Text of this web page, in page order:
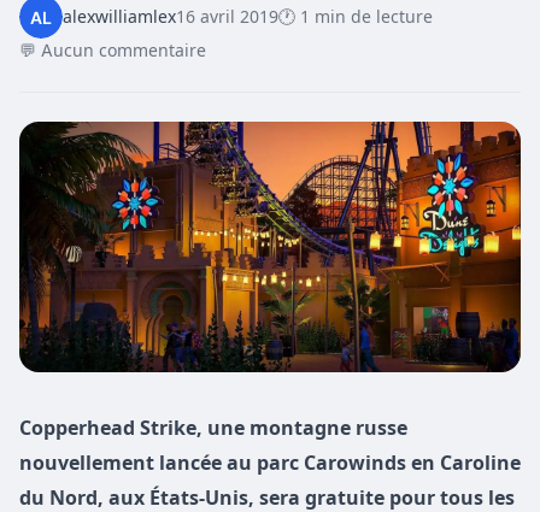
alexwilliamlex16 avril 2019🕐 1 min de lecture
💬 Aucun commentaire
Copperhead Strike, une montagne russe
nouvellement lancée au parc Carowinds en Caroline
du Nord, aux États-Unis, sera gratuite pour tous les